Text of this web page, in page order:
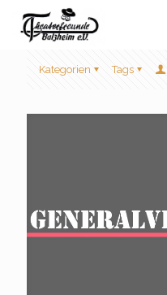
Kategorien Tags